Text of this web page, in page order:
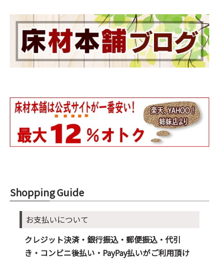
Shopping Guide
お支払いについて
クレジット決済・銀行振込・郵便振込・代引
き・コンビニ後払い・PayPay払いがご利用頂け